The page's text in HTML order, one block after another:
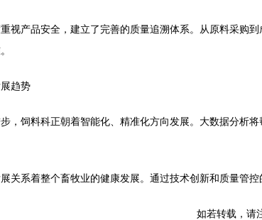
视产品安全，建立了完善的质量追溯体系。从原料采购
趋势
，饲料科正朝着智能化、精准化方向发展。大数据分析
关系着整个畜牧业的健康发展。通过技术创新和质量管
如若转载，请